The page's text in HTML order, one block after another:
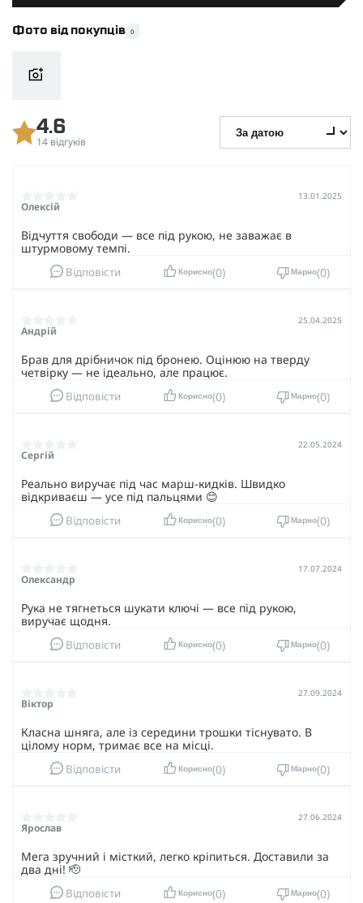
Фото від покупців 0
4.6
14 відгуків
Олексій
13.01.2025
Відчуття свободи — все під рукою, не заважає в
штурмовому темпі.
Відповісти Корисно 0 Марно 0
Андрій
25.04.2025
Брав для дрібничок під бронею. Оцінюю на тверду
четвірку — не ідеально, але працює.
Відповісти Корисно 0 Марно 0
Сергій
22.05.2024
Реально виручає під час марш-кидків. Швидко
відкриваєш — усе під пальцями 😊
Відповісти Корисно 0 Марно 0
Олександр
17.07.2024
Рука не тягнеться шукати ключі — все під рукою,
виручає щодня.
Відповісти Корисно 0 Марно 0
Віктор
27.09.2024
Класна шняга, але із середини трошки тіснувато. В
цілому норм, тримає все на місці.
Відповісти Корисно 0 Марно 0
Ярослав
27.06.2024
Мега зручний і місткий, легко кріпиться. Доставили за
два дні! 🫡
Відповісти Корисно 0 Марно 0